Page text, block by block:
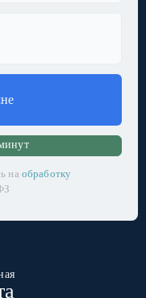
на обработку